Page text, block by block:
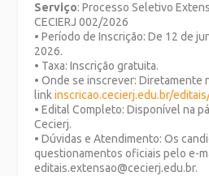
Serviço: Processo Seletivo
CECIERJ 002/2026
• Período de Inscrição: De 12 de
2026.
• Taxa: Inscrição gratuita.
• Onde se inscrever: Diretamente
linkinscricao.cecierj.edu.br/
• Edital Completo: Disponível na
Cecierj.
• Dúvidas e Atendimento: Os
questionamentos oficiais pelo e-
editais.extensao@cecierj.edu.br.